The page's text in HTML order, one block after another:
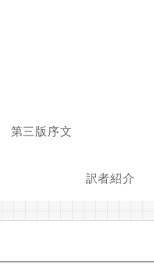
第三版序文
訳者紹介